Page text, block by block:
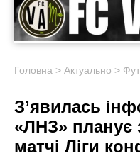
Головна > Актуально >
З’явилась
«ЛНЗ» планує
матчі Ліги